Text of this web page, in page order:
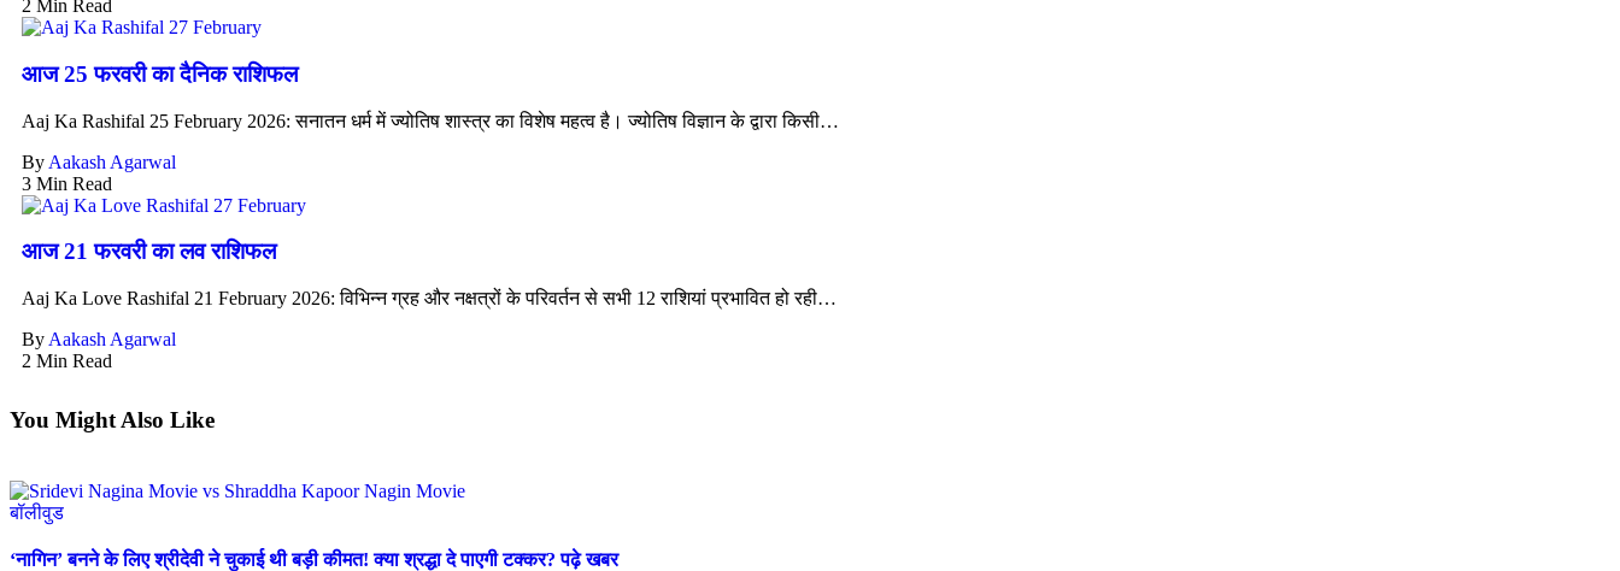
2 Min Read
आज 25 फरवरी का दैनिक राशिफल
Aaj Ka Rashifal 25 February 2026: सनातन धर्म में ज्योतिष शास्त्र का विशेष महत्व है। ज्योतिष विज्ञान के द्वारा किसी…
By Aakash Agarwal
3 Min Read
आज 21 फरवरी का लव राशिफल
Aaj Ka Love Rashifal 21 February 2026: विभिन्न ग्रह और नक्षत्रों के परिवर्तन से सभी 12 राशियां प्रभावित हो रही…
By Aakash Agarwal
2 Min Read
You Might Also Like
बॉलीवुड
‘नागिन’ बनने के लिए श्रीदेवी ने चुकाई थी बड़ी कीमत! क्या श्रद्धा दे पाएगी टक्कर? पढ़े खबर